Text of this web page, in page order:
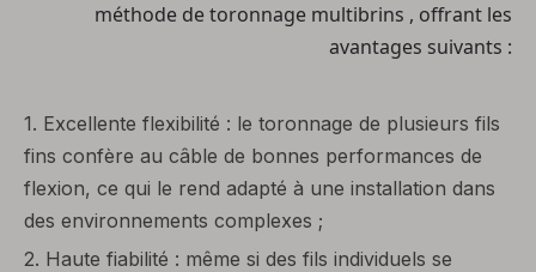
méthode de toronnage multibrins , offrant les
avantages suivants :
1. Excellente flexibilité : le toronnage de plusieurs fils
fins confère au câble de bonnes performances de
flexion, ce qui le rend adapté à une installation dans
des environnements complexes ;
2. Haute fiabilité : même si des fils individuels se